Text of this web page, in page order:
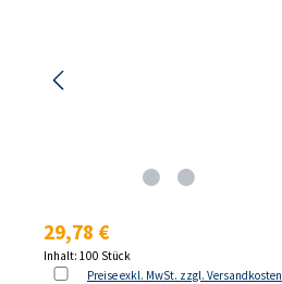
Regulärer Preis:
29,78 €
Inhalt: 100 Stück
Preise exkl. MwSt. zzgl. Versandkosten